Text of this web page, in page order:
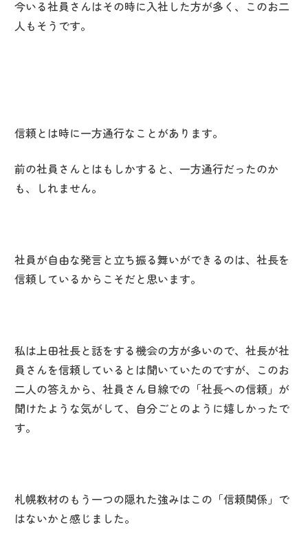
今いる社員さんはその時に入社した方が多く、このお二
人もそうです。
信頼とは時に一方通行なことがあります。
前の社員さんとはもしかすると、一方通行だったのか
も、しれません。
社員が自由な発言と立ち振る舞いができるのは、社長を
信頼しているからこそだと思います。
私は上田社長と話をする機会の方が多いので、社長が社
員さんを信頼しているとは聞いていたのですが、このお
二人の答えから、社員さん目線での「社長への信頼」が
聞けたような気がして、自分ごとのように嬉しかったで
す。
札幌教材のもう一つの隠れた強みはこの「信頼関係」で
はないかと感じました。